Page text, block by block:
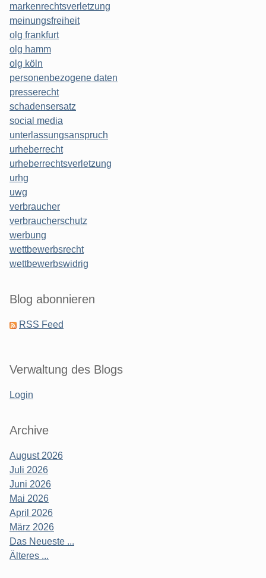
markenrechtsverletzung
meinungsfreiheit
olg frankfurt
olg hamm
olg köln
personenbezogene daten
presserecht
schadensersatz
social media
unterlassungsanspruch
urheberrecht
urheberrechtsverletzung
urhg
uwg
verbraucher
verbraucherschutz
werbung
wettbewerbsrecht
wettbewerbswidrig
Blog abonnieren
RSS Feed
Verwaltung des Blogs
Login
Archive
August 2026
Juli 2026
Juni 2026
Mai 2026
April 2026
März 2026
Das Neueste ...
Älteres ...